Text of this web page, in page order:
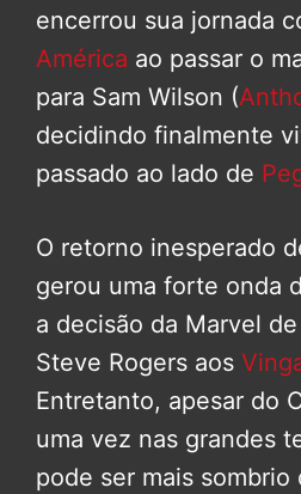
encerrou sua jornada
América ao passar o
para Sam Wilson (
decidindo finalmente
passado ao lado de
O retorno inesperado
gerou uma forte onda
a decisão da Marvel
Steve Rogers aos
Entretanto, apesar do
uma vez nas grandes
pode ser mais sombrio